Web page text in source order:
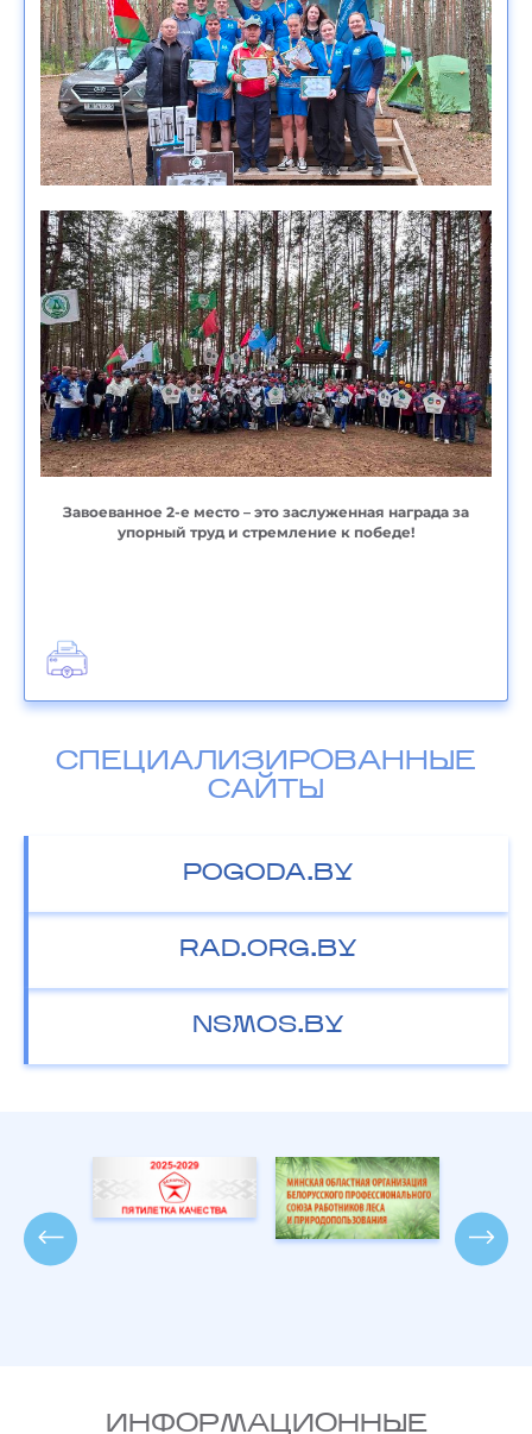
Завоеванное 2-е место – это заслуженная награда за
упорный труд и стремление к победе!
СПЕЦИАЛИЗИРОВАННЫЕ
САЙТЫ
POGODA.BY
RAD.ORG.BY
NSMOS.BY
ИНФОРМАЦИОННЫЕ